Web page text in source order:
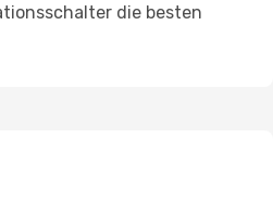
die besten